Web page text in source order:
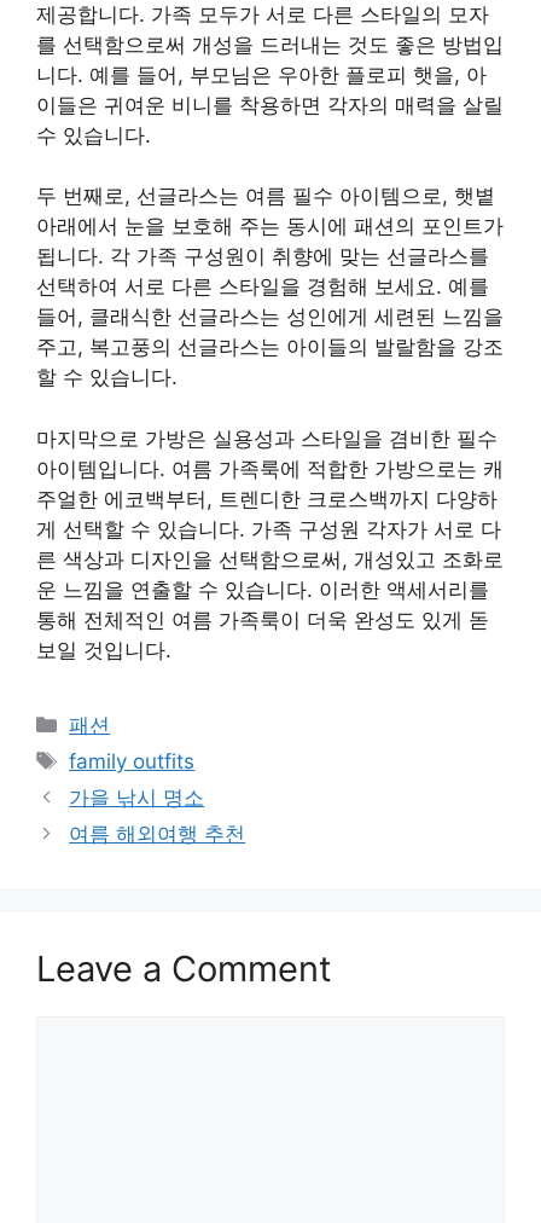
제공합니다. 가족 모두가 서로 다른 스타일의 모자
를 선택함으로써 개성을 드러내는 것도 좋은 방법입
니다. 예를 들어, 부모님은 우아한 플로피 햇을, 아
이들은 귀여운 비니를 착용하면 각자의 매력을 살릴
수 있습니다.
두 번째로, 선글라스는 여름 필수 아이템으로, 햇볕
아래에서 눈을 보호해 주는 동시에 패션의 포인트가
됩니다. 각 가족 구성원이 취향에 맞는 선글라스를
선택하여 서로 다른 스타일을 경험해 보세요. 예를
들어, 클래식한 선글라스는 성인에게 세련된 느낌을
주고, 복고풍의 선글라스는 아이들의 발랄함을 강조
할 수 있습니다.
마지막으로 가방은 실용성과 스타일을 겸비한 필수
아이템입니다. 여름 가족룩에 적합한 가방으로는 캐
주얼한 에코백부터, 트렌디한 크로스백까지 다양하
게 선택할 수 있습니다. 가족 구성원 각자가 서로 다
른 색상과 디자인을 선택함으로써, 개성있고 조화로
운 느낌을 연출할 수 있습니다. 이러한 액세서리를
통해 전체적인 여름 가족룩이 더욱 완성도 있게 돋
보일 것입니다.
Categories
패션
Tags
family outfits
가을 낚시 명소
여름 해외여행 추천
Leave a Comment